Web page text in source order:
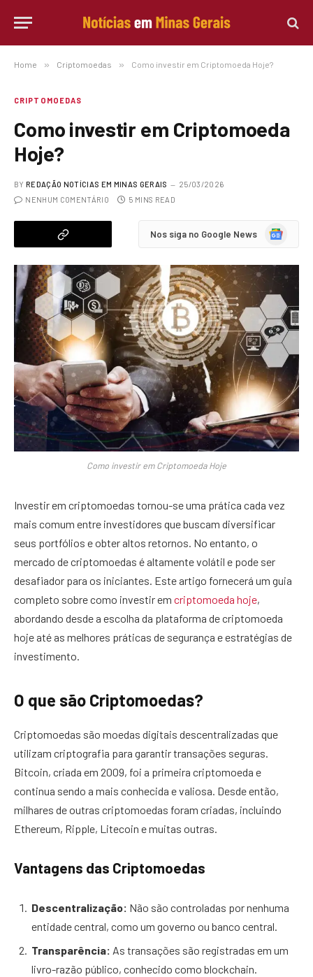
Home » Criptomoedas » Como investir em Criptomoeda Hoje?
CRIPTOMOEDAS
Como investir em Criptomoeda
Hoje?
BY REDAÇÃO NOTÍCIAS EM MINAS GERAIS
25/03/2026
NENHUM COMENTÁRIO
5 MINS READ
Nos siga no Google News
Google
Como investir em Criptomoeda Hoje
Investir em criptomoedas tornou-se uma prática cada vez
mais comum entre investidores que buscam diversificar
seus portfólios e obter altos retornos. No entanto, o
mercado de criptomoedas é altamente volátil e pode ser
desafiador para os iniciantes. Este artigo fornecerá um guia
completo sobre como investir em criptomoeda hoje,
abordando desde a escolha da plataforma de criptomoeda
hoje até as melhores práticas de segurança e estratégias de
investimento.
O que são Criptomoedas?
Criptomoedas são moedas digitais descentralizadas que
utilizam criptografia para garantir transações seguras.
Bitcoin, criada em 2009, foi a primeira criptomoeda e
continua sendo a mais conhecida e valiosa. Desde então,
milhares de outras criptomoedas foram criadas, incluindo
Ethereum, Ripple, Litecoin e muitas outras.
Vantagens das Criptomoedas
Descentralização: Não são controladas por nenhuma
entidade central, como um governo ou banco central.
Transparência: As transações são registradas em um
livro-razão público, conhecido como blockchain.